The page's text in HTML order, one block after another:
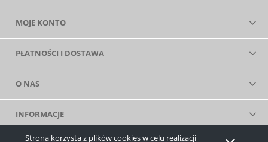
Strona korzysta z plików cookies w celu realizacji
MOJE KONTO
PŁATNOŚCI I DOSTAWA
O NAS
INFORMACJE